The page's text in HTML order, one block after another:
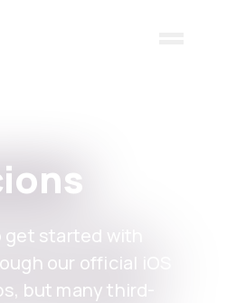
get started with
our official iOS
but many third-